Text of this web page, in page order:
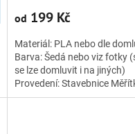
od 199 Kč
Materiál: PLA nebo dle
Barva: Šedá nebo viz fotky
se lze domluvit i na jiných)
Provedení: Stavebnice
1:35,1:72 nebo dle...